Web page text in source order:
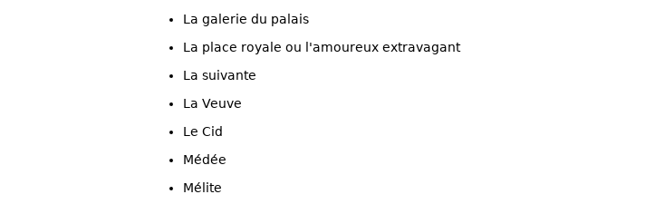
La galerie du palais
La place royale ou l'amoureux extravagant
La suivante
La Veuve
Le Cid
Médée
Mélite